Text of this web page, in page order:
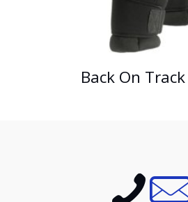
Back On Track